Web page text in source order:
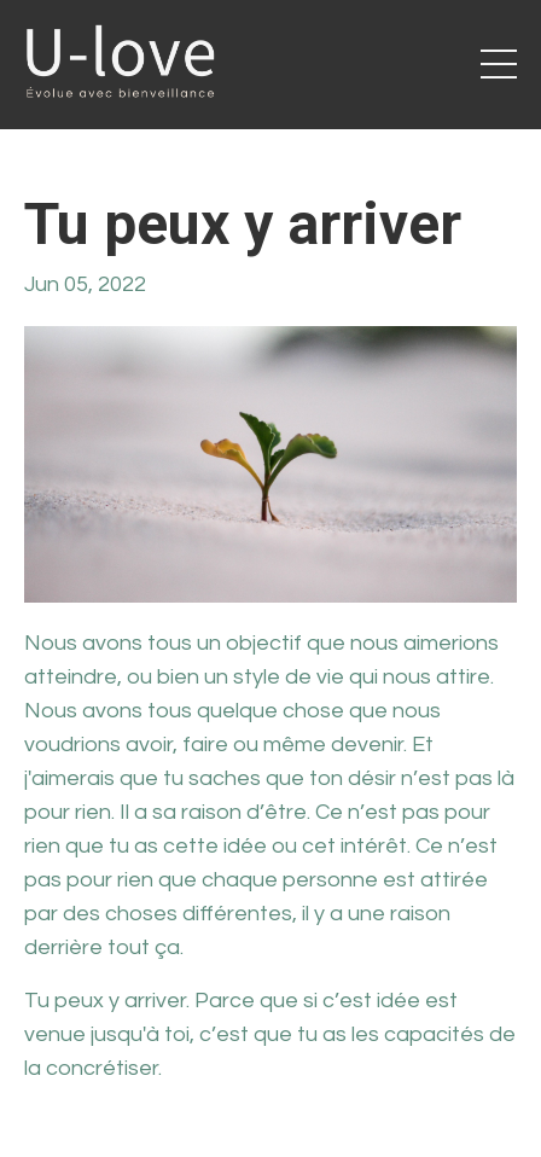
Tu peux y arriver
Jun 05, 2022
Nous avons tous un objectif que nous aimerions
atteindre, ou bien un style de vie qui nous attire.
Nous avons tous quelque chose que nous
voudrions avoir, faire ou même devenir. Et
j'aimerais que tu saches que ton désir n’est pas là
pour rien. Il a sa raison d’être. Ce n’est pas pour
rien que tu as cette idée ou cet intérêt. Ce n’est
pas pour rien que chaque personne est attirée
par des choses différentes, il y a une raison
derrière tout ça.
Tu peux y arriver. Parce que si c’est idée est
venue jusqu'à toi, c’est que tu as les capacités de
la concrétiser.